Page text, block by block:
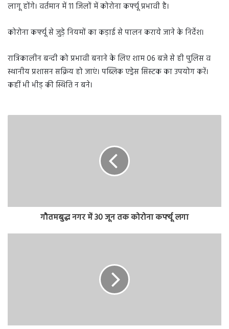
लागू होंगे। वर्तमान में 11 जिलों में कोरोना कर्फ्यू प्रभावी है।
कोरोना कर्फ्यू से जुड़े नियमों का कड़ाई से पालन कराये जाने के निर्देश।
रात्रिकालीन बन्दी को प्रभावी बनाने के लिए शाम 06 बजे से ही पुलिस व
स्थानीय प्रशासन सक्रिय हो जाएं। पब्लिक एड्रेस सिस्टक का उपयोग करें।
कहीं भी भीड़ की स्थिति न बने।
गौतमबुद्ध नगर में 30 जून तक कोरोना कर्फ्यू लगा